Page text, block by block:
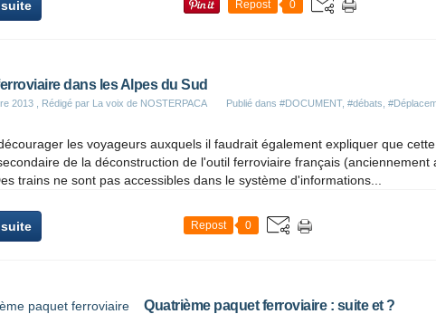
Repost 0
dans les Alpes du Sud
2013 , Rédigé par La voix de NOSTERPACA Publié dans #DOCUMENT, #débats
les voyageurs auxquels il faudrait également expliquer que
de la déconstruction de l'outil ferroviaire français (anciennement
trains ne sont pas accessibles dans le système d'informations...
Repost 0
Quatrième paquet ferroviaire : suite et ?